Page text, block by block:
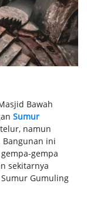
Bawah
Sumur
namun
Bangunan ini
gempa
sekitarnya
Gumuling